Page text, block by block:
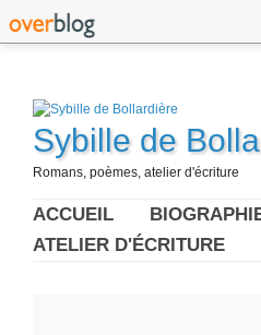
Sybille de
Romans, poèmes, atelier d'écriture
ACCUEIL
ATELIER D'ÉCRITURE